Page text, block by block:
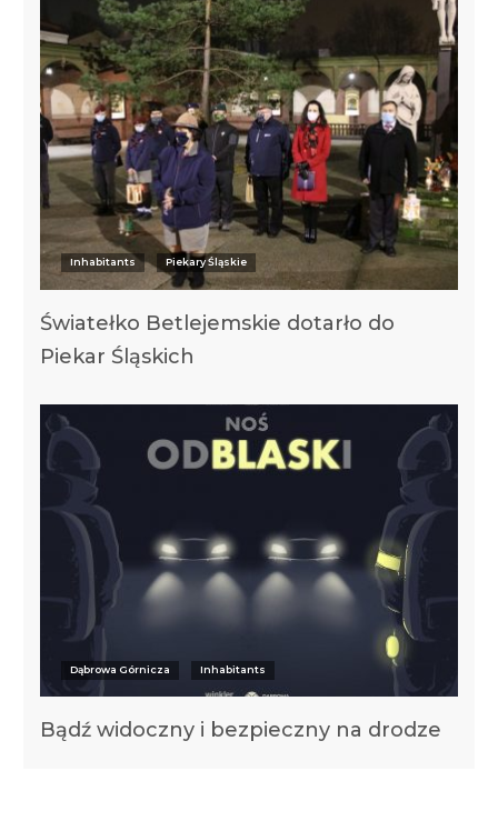
Inhabitants Piekary Śląskie
Światełko Betlejemskie dotarło do
Piekar Śląskich
Dąbrowa Górnicza Inhabitants
Bądź widoczny i bezpieczny na drodze